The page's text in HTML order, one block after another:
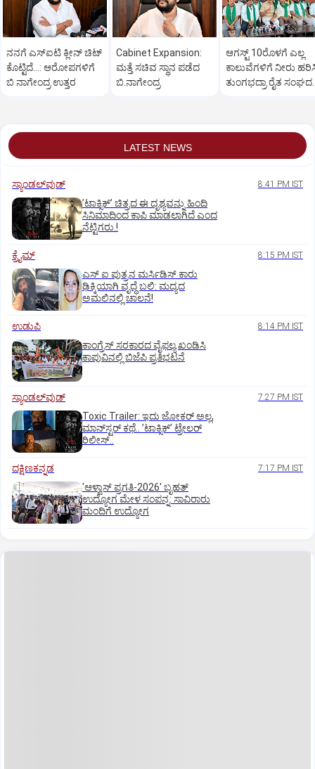
ನನಗೆ ಎಸ್ಐಟಿ ಕ್ಲೀನ್ ಚಿಟ್
ಕೊಟ್ಟಿದೆ…: ಆರೋಪಗಳಿಗೆ
ಬಿ ನಾಗೇಂದ್ರ ಉತ್ತರ
Cabinet Expansion:
ಮತ್ತೆ ಸಚಿವ ಸ್ಥಾನ ಪಡೆದ
ಬಿ.ನಾಗೇಂದ್ರ
ಆಗಸ್ಟ್‌ 10ರೊಳಗೆ ಎಲ್ಲ
ಕಾಲುವೆಗಳಿಗೆ ನೀರು
ತುಂಗಭದ್ರಾ ರೈತ ಸಂಘದ
LATEST NEWS
ಸ್ಯಾಂಡಲ್‌ವುಡ್‌ 8:41 PM IST
ʼಟಾಕ್ಸಿಕ್‌ʼ ಚಿತ್ರದ ಈ ದೃಶ್ಯವನ್ನು ಹಿಂದಿ
ಸಿನಿಮಾದಿಂದ ಕಾಪಿ ಮಾಡಲಾಗಿದೆ ಎಂದ
ನೆಟ್ಟಿಗರು.!
ಕ್ರೈಮ್ 8:15 PM IST
ಎಸ್ ಐ ಪುತ್ರನ ಮರ್ಸಿಡಿಸ್‌ ಕಾರು
ಢಿಕ್ಕಿಯಾಗಿ ವೃದ್ಧೆ ಬಲಿ: ಮದ್ಯದ
ಅಮಲಿನಲ್ಲಿ ಚಾಲನೆ!
ಉಡುಪಿ 8:14 PM IST
ಕಾಂಗ್ರೆಸ್ ಸರಕಾರದ ವೈಫಲ್ಯ ಖಂಡಿಸಿ
ಕಾಪುವಿನಲ್ಲಿ ಬಿಜೆಪಿ ಪ್ರತಿಭಟನೆ
ಸ್ಯಾಂಡಲ್‌ವುಡ್‌ 7:27 PM IST
Toxic Trailer: ಇದು ಜೋಕರ್‌ ಅಲ್ಲ,
ಮಾನ್‌ಸ್ಟರ್‌ ಕಥೆ.. ʼಟಾಕ್ಸಿಕ್‌ʼ ಟ್ರೇಲರ್‌
ರಿಲೀಸ್..
ದಕ್ಷಿಣಕನ್ನಡ 7:17 PM IST
'ಆಳ್ವಾಸ್‌ ಪ್ರಗತಿ-2026' ಬೃಹತ್
ಉದ್ಯೋಗ ಮೇಳ ಸಂಪನ್ನ: ಸಾವಿರಾರು
ಮಂದಿಗೆ ಉದ್ಯೋಗ